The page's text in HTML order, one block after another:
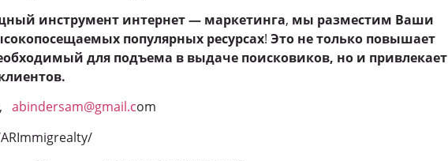
инструмент интернет — маркетинга, мы разместим Ваши
популярных ресурсах! Это не только повышает
для подъема в выдаче поисковиков, но и привлекает
, abindersam@gmail.com